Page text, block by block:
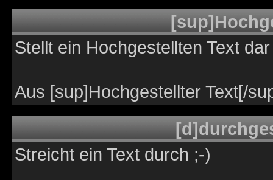
Stellt ein Hochgestellten Text
Aus [sup]Hochgestellter Text[/
Streicht ein Text durch ;-)